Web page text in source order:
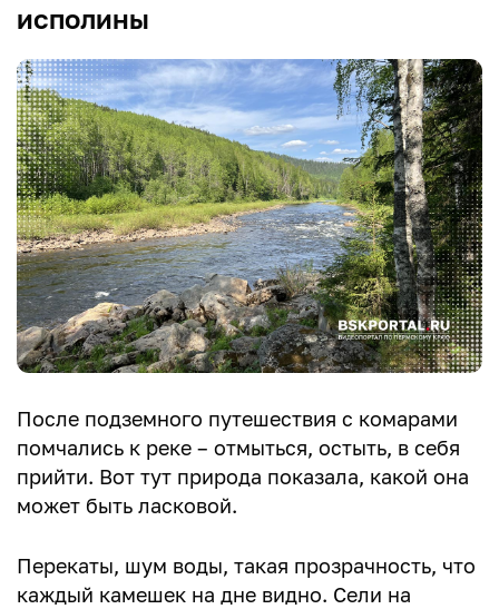
исполины
После подземного путешествия с комарами
помчались к реке – отмыться, остыть, в себя
прийти. Вот тут природа показала, какой она
может быть ласковой.
Перекаты, шум воды, такая прозрачность, что
каждый камешек на дне видно. Сели на